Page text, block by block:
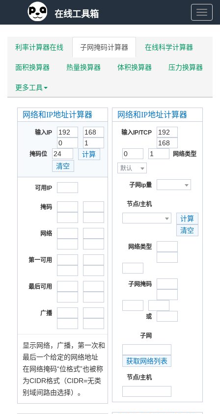
在
线
在线工具箱
利率计算器在线 子网掩码计算器 在线科学计算器
面积换算器 热量换算器 体积换算器 压力换算器
更多工具
网络和IP地址计算器
输入IP
掩码位
可用IP
掩码
网络
第一可用
最后可用
广播
显示网络，广播，第一次和
最后一个给定的网络地址
在网络掩码“位格式”也被称
为CIDR格式（CIDR=无类
别域间路由选择）。
网络和IP地址计算器
输入IP/TCP
网络类型
默认
子网ip量
节点/主机
网络类型
子网掩码
或
子网
节点/主机